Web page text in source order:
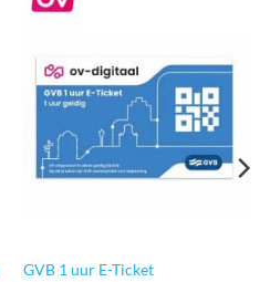
GVB 1 uur E-Ticket